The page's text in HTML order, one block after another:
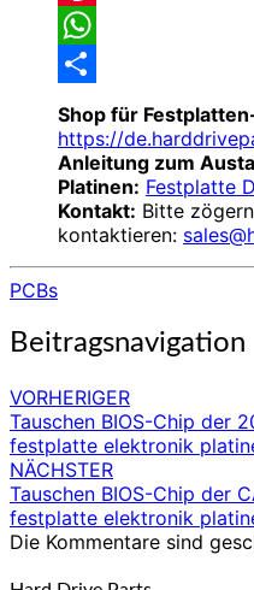
Pinterest
WhatsApp
Share
Shop für
https://
Anleitung zum
Platinen: Festplatte
Kontakt: Bitte
kontaktieren:
PCBs
Beitragsnavigation
VORHERIGER
Tauschen BIOS-Chip der
festplatte elektronik
NÄCHSTER
Tauschen BIOS-Chip der
festplatte elektronik
Die Kommentare sind